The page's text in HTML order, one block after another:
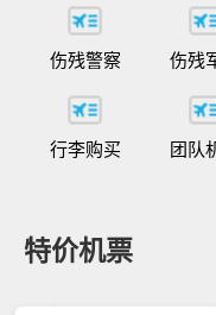
伤残警察 伤残
行李购买 团队
特价机票